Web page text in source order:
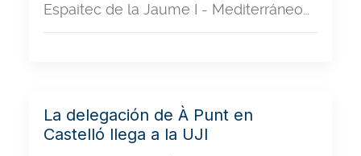
Espaitec de la Jaume I - Mediterráneo…
La delegación de À Punt en
Castelló llega a la UJI